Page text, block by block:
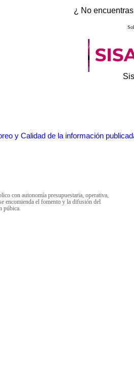
¿ No
y Calidad de la información
con autonomía presupuestaria, operativa,
encomienda el fomento y la difusión del
púbica.